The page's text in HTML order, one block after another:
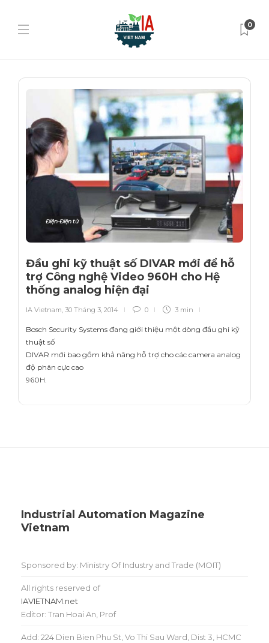
0
Điện-Điện tử
Đầu ghi kỹ thuật số DIVAR mới để hỗ
trợ Công nghệ Video 960H cho Hệ
thống analog hiện đại
IA Vietnam, 30 Tháng 3, 2014 0 3 min
Bosch Security Systems đang giới thiệu một dòng đầu ghi kỹ
thuật số
DIVAR mới bao gồm khả năng hỗ trợ cho các camera analog
độ phân cực cao
960H.
Industrial Automation Magazine
Vietnam
Sponsored by: Ministry Of Industry and Trade (MOIT)
All rights reserved of
IAVIETNAM.net
Editor: Tran Hoai An, Prof
Add: 224 Dien Bien Phu St, Vo Thi Sau Ward, Dist 3, HCMC